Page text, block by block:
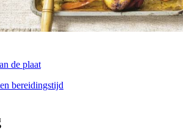
de plaat
bereidingstijd